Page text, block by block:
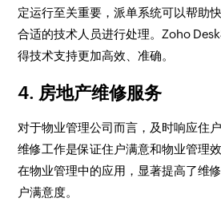
定运行至关重要，派单系统可以帮助
合适的技术人员进行处理。Zoho
得技术支持更加高效、准确。
4. 房地产维修服务
对于物业管理公司而言，及时响应住
维修工作是保证住户满意和物业管理
在物业管理中的应用，显著提高了维
户满意度。